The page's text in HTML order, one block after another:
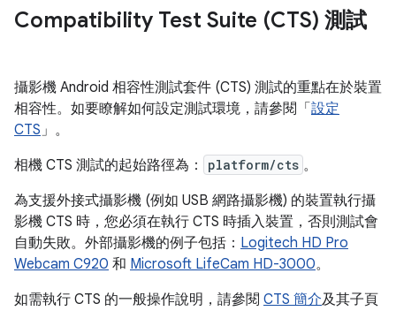
Compatibility Test Suite (CTS) 測試
攝影機 Android 相容性測試套件 (CTS) 測試的重點在於裝置
相容性。如要瞭解如何設定測試環境，請參閱「 設定
CTS」。
相機 CTS 測試的起始路徑為：
platform/cts 。
為支援外接式攝影機 (例如 USB 網路攝影機) 的裝置執行攝
影機 CTS 時，您必須在執行 CTS 時插入裝置，否則測試會
自動失敗。外部攝影機的例子包括： Logitech HD Pro
Webcam C920 和 Microsoft LifeCam HD-3000。
如需執行 CTS 的一般操作說明，請參閱 CTS 簡介及其子頁